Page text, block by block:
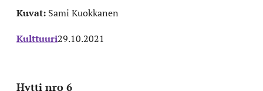
Kuvat: Sami Kuokkanen
Kulttuuri29.10.2021
Hytti nro 6